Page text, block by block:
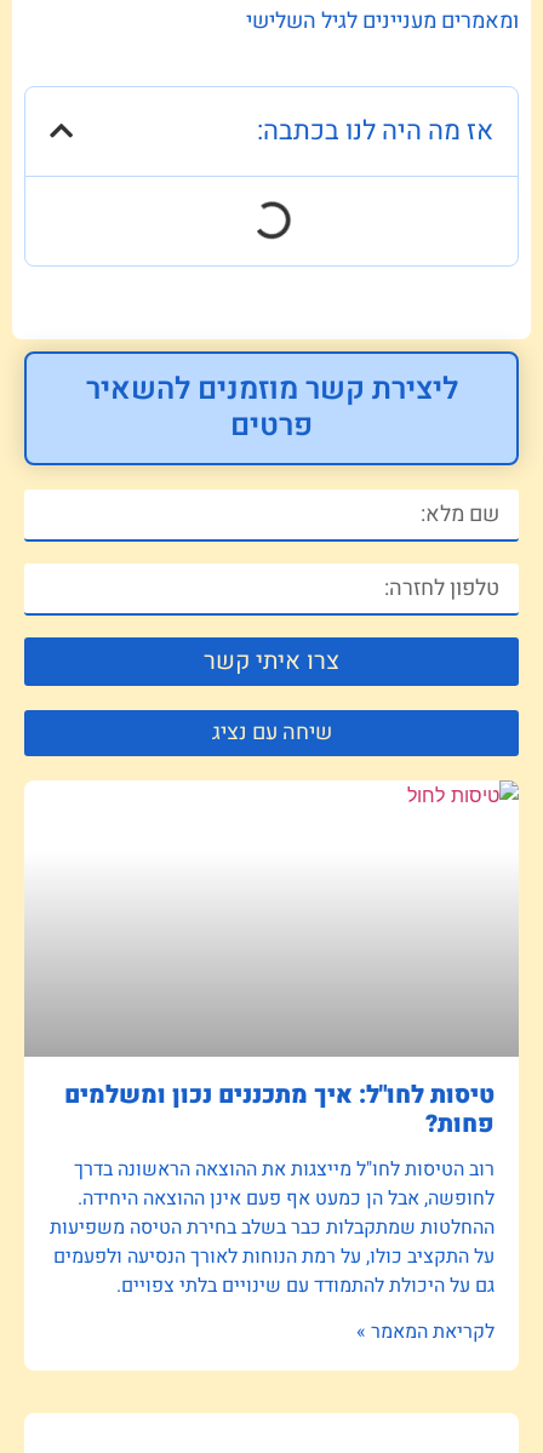
ומאמרים מעניינים לגיל השלישי
אז מה היה לנו בכתבה:
ליצירת קשר מוזמנים להשאיר
פרטים
צרו איתי קשר
שיחה עם נציג
טיסות לחו"ל: איך מתכננים נכון ומשלמים
פחות?
רוב הטיסות לחו"ל מייצגות את ההוצאה הראשונה בדרך
לחופשה, אבל הן כמעט אף פעם אינן ההוצאה היחידה.
ההחלטות שמתקבלות כבר בשלב בחירת הטיסה משפיעות
על התקציב כולו, על רמת הנוחות לאורך הנסיעה ולפעמים
גם על היכולת להתמודד עם שינויים בלתי צפויים.
לקריאת המאמר »